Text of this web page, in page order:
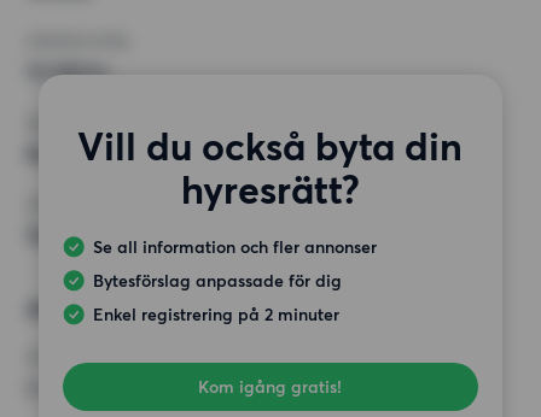
Vill du också byta din
hyresrätt?
Se all information och fler annonser
Bytesförslag anpassade för dig
Enkel registrering på 2 minuter
Kom igång gratis!
10 500 kr
Balkong, Hiss
ÖVRIGA PREFERENSER
Öppen spis/kakelugn
Alternativt önskemål
2 rum